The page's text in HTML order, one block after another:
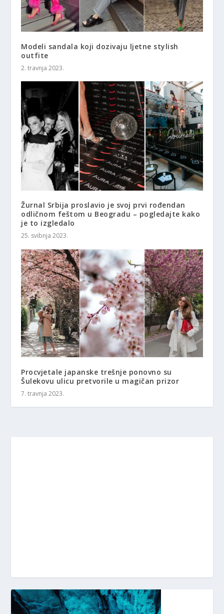
Modeli sandala koji dozivaju ljetne stylish
outfite
2. travnja 2023.
Žurnal Srbija proslavio je svoj prvi rođendan
odličnom feštom u Beogradu – pogledajte kako
je to izgledalo
25. svibnja 2023.
Procvjetale japanske trešnje ponovno su
Šulekovu ulicu pretvorile u magičan prizor
7. travnja 2023.